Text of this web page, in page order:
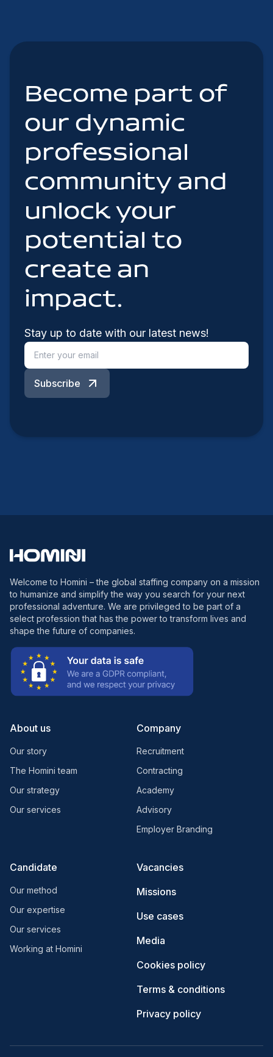
Become part of
our dynamic
professional
community and
unlock your
potential to
create an
impact.
Stay up to date with our latest news!
Subscribe
Welcome to Homini – the global staffing company on a mission
to humanize and simplify the way you search for your next
professional adventure. We are privileged to be part of a
select profession that has the power to transform lives and
shape the future of companies.
About us
Our story
The Homini team
Our strategy
Our services
Company
Recruitment
Contracting
Academy
Advisory
Employer Branding
Candidate
Our method
Our expertise
Our services
Working at Homini
Vacancies
Missions
Use cases
Media
Cookies policy
Terms & conditions
Privacy policy